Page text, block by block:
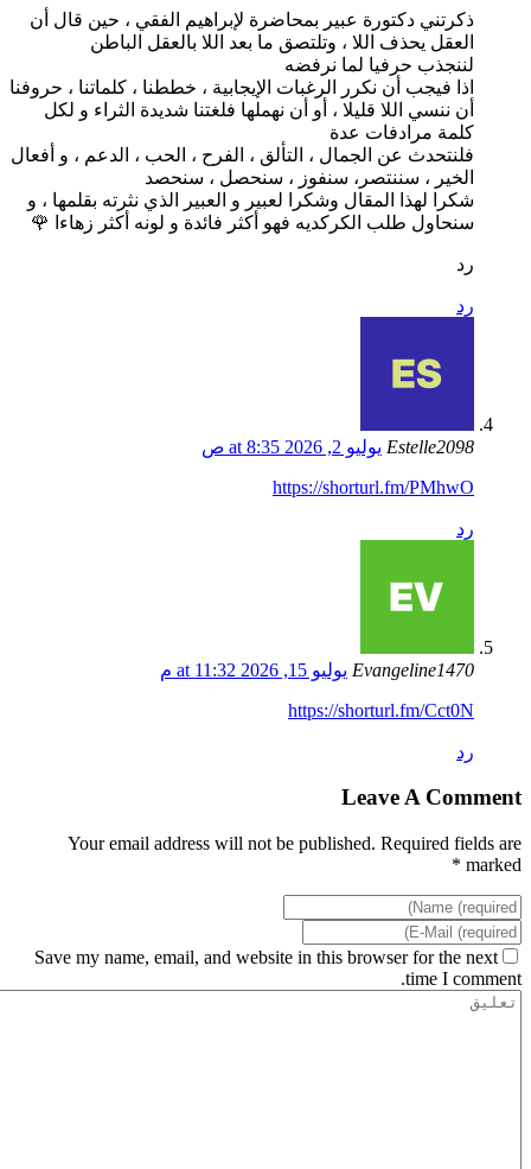
ذكرتني دكتورة عبير بمحاضرة لإبراهيم الفقي ، حين قال أن
العقل يحذف اللا ، وتلتصق ما بعد اللا بالعقل الباطن
لننجذب حرفيا لما نرفضه
اذا فيجب أن نكرر الرغبات الإيجابية ، خططنا ، كلماتنا ، حروفنا
أن ننسي اللا قليلا ، أو أن نهملها فلغتنا شديدة الثراء و لكل
كلمة مرادفات عدة
فلنتحدث عن الجمال ، التألق ، الفرح ، الحب ، الدعم ، و أفعال
الخير ، سننتصر، سنفوز ، سنحصل ، سنحصد
شكرا لهذا المقال وشكرا لعبير و العبير الذي نثرته بقلمها ، و
سنحاول طلب الكركديه فهو أكثر فائدة و لونه أكثر زهاءا 🌹
رد
رد
Estelle2098 يوليو 2, 2026 at 8:35 ص
https://shorturl.fm/PMhwO
رد
Evangeline1470 يوليو 15, 2026 at 11:32 م
https://shorturl.fm/Cct0N
رد
Leave A Comment
Your email address will not be published. Required fields are
marked *
Save my name, email, and website in this browser for the next
time I comment.